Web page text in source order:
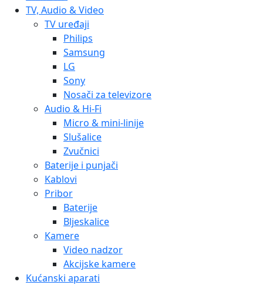
TV, Audio & Video
TV uređaji
Philips
Samsung
LG
Sony
Nosači za televizore
Audio & Hi-Fi
Micro & mini-linije
Slušalice
Zvučnici
Baterije i punjači
Kablovi
Pribor
Baterije
Bljeskalice
Kamere
Video nadzor
Akcijske kamere
Kućanski aparati